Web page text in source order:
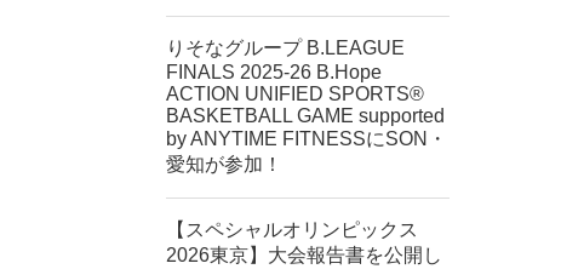
りそなグループ B.LEAGUE
FINALS 2025-26 B.Hope
ACTION UNIFIED SPORTS®︎
BASKETBALL GAME supported
by ANYTIME FITNESSにSON・
愛知が参加！
【スペシャルオリンピックス
2026東京】大会報告書を公開し